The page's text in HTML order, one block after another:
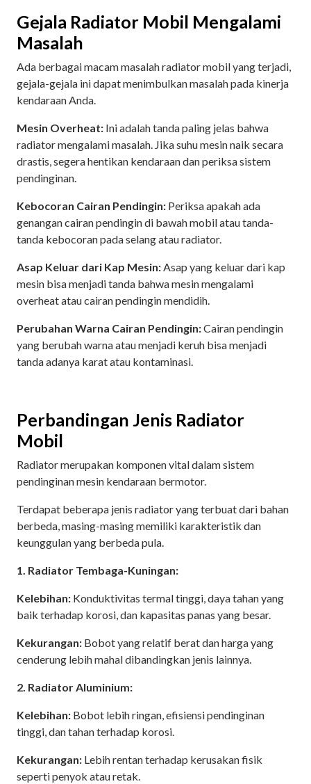
Gejala Radiator Mobil Mengalami
Masalah
Ada berbagai macam masalah radiator mobil yang terjadi,
gejala-gejala ini dapat menimbulkan masalah pada kinerja
kendaraan Anda.
Mesin Overheat: Ini adalah tanda paling jelas bahwa
radiator mengalami masalah. Jika suhu mesin naik secara
drastis, segera hentikan kendaraan dan periksa sistem
pendinginan.
Kebocoran Cairan Pendingin: Periksa apakah ada
genangan cairan pendingin di bawah mobil atau tanda-
tanda kebocoran pada selang atau radiator.
Asap Keluar dari Kap Mesin:Asap yang keluar dari kap
mesin bisa menjadi tanda bahwa mesin mengalami
overheat atau cairan pendingin mendidih.
Perubahan Warna Cairan Pendingin:Cairan pendingin
yang berubah warna atau menjadi keruh bisa menjadi
tanda adanya karat atau kontaminasi.
Perbandingan Jenis Radiator
Mobil
Radiator merupakan komponen vital dalam sistem
pendinginan mesin kendaraan bermotor.
Terdapat beberapa jenis radiator yang terbuat dari bahan
berbeda, masing-masing memiliki karakteristik dan
keunggulan yang berbeda pula.
1. Radiator Tembaga-Kuningan:
Kelebihan: Konduktivitas termal tinggi, daya tahan yang
baik terhadap korosi, dan kapasitas panas yang besar.
Kekurangan: Bobot yang relatif berat dan harga yang
cenderung lebih mahal dibandingkan jenis lainnya.
2. Radiator Aluminium:
Kelebihan: Bobot lebih ringan, efisiensi pendinginan
tinggi, dan tahan terhadap korosi.
Kekurangan: Lebih rentan terhadap kerusakan fisik
seperti penyok atau retak.